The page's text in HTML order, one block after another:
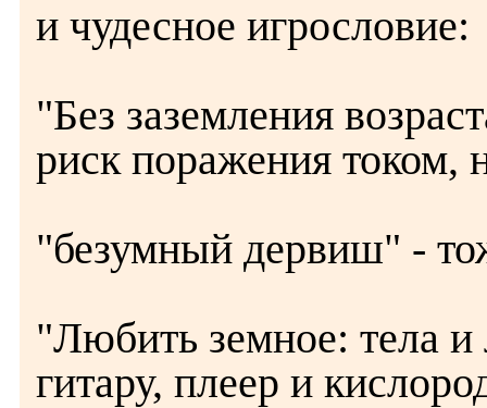
и чудесное игрословие:
"Без заземления
риск поражения
"безумный дервиш" -
"Любить земное: тела и
гитару, плеер и